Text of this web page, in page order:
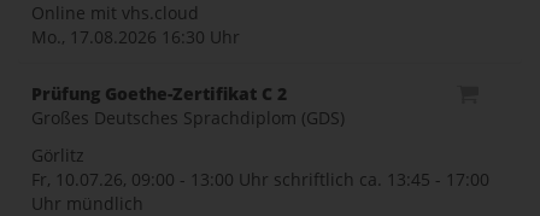
Online mit vhs.cloud
Mo., 17.08.2026 16:30 Uhr
Prüfung Goethe-Zertifikat C 2
Großes Deutsches Sprachdiplom (GDS)
Görlitz
Fr, 10.07.26, 09:00 - 13:00 Uhr schriftlich ca. 13:45 - 17:00
Uhr mündlich